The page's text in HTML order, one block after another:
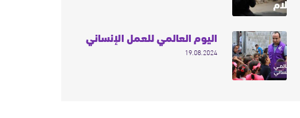
اليوم العالمي للعمل الإنساني
19.08.2024